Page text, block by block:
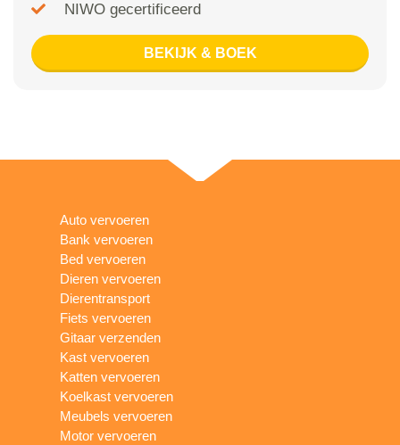
NIWO gecertificeerd
BEKIJK & BOEK
Auto vervoeren
Bank vervoeren
Bed vervoeren
Dieren vervoeren
Dierentransport
Fiets vervoeren
Gitaar verzenden
Kast vervoeren
Katten vervoeren
Koelkast vervoeren
Meubels vervoeren
Motor vervoeren